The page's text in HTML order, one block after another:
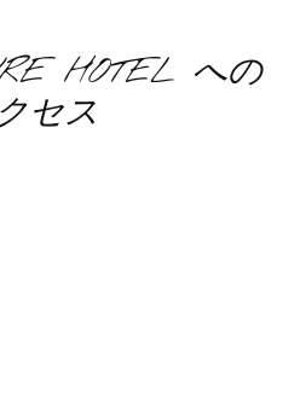
HOTEL への
セス